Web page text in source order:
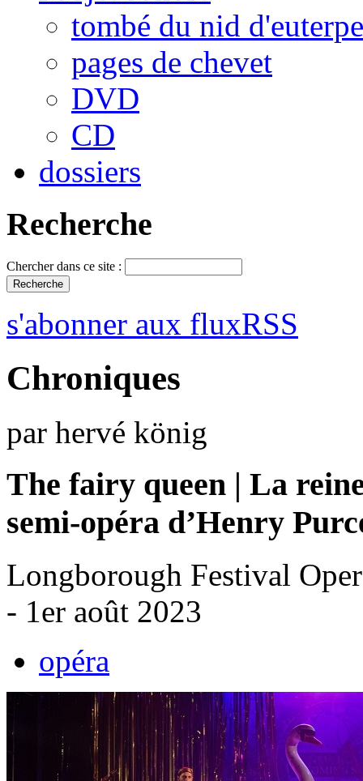
tombé du nid d'euterpe
pages de chevet
DVD
CD
dossiers
Recherche
Chercher dans ce site :
s'abonner aux fluxRSS
Chroniques
par hervé könig
The fairy queen | La
semi-opéra d’Henry
Longborough Festival
- 1er août 2023
opéra